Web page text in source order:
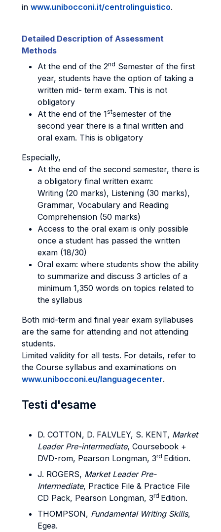
in www.unibocconi.it/centrolinguistico.
Detailed Description of Assessment
Methods
At the end of the 2nd Semester of the first
year, students have the option of taking a
written mid- term exam. This is not
obligatory
At the end of the 1stsemester of the
second year there is a final written and
oral exam. This is obligatory
Especially,
At the end of the second semester, there is
a obligatory final written exam:
Writing (20 marks), Listening (30 marks),
Grammar, Vocabulary and Reading
Comprehension (50 marks)
Access to the oral exam is only possible
once a student has passed the written
exam (18/30)
Oral exam: where students show the ability
to summarize and discuss 3 articles of a
minimum 1,350 words on topics related to
the syllabus
Both mid-term and final year exam syllabuses
are the same for attending and not attending
students.
Limited validity for all tests. For details, refer to
the Course syllabus and examinations on
www.unibocconi.eu/languagecenter.
Testi d'esame
D. COTTON, D. FALVLEY, S. KENT, Market
Leader Pre-intermediate, Coursebook +
DVD-rom, Pearson Longman, 3rd Edition.
J. ROGERS, Market Leader Pre-
Intermediate, Practice File & Practice File
CD Pack, Pearson Longman, 3rd Edition.
THOMPSON, Fundamental Writing Skills,
Egea.